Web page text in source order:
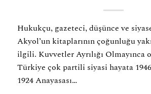
Hukukçu, gazeteci, düşünce ve
Akyol’un kitaplarının çoğunluğu
ilgili. Kuvvetler Ayrılığı Olmayınca
Türkiye çok partili siyasi hayata 1946
1924 Anayasası…